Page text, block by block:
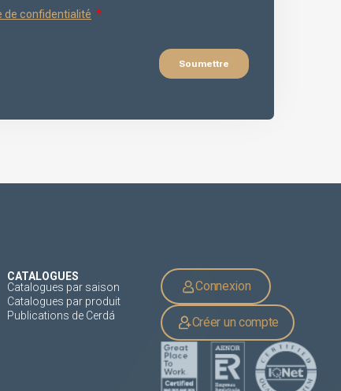
CATALOGUES
Catalogues par saison
Catalogues par produit
Publications de Cerdá
Connexion
Créer un compte